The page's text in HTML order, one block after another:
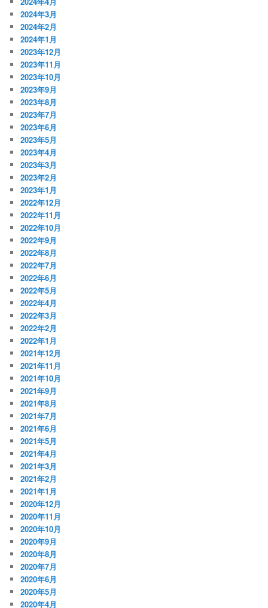
2024年3月
2024年2月
2024年1月
2023年12月
2023年11月
2023年10月
2023年9月
2023年8月
2023年7月
2023年6月
2023年5月
2023年4月
2023年3月
2023年2月
2023年1月
2022年12月
2022年11月
2022年10月
2022年9月
2022年8月
2022年7月
2022年6月
2022年5月
2022年4月
2022年3月
2022年2月
2022年1月
2021年12月
2021年11月
2021年10月
2021年9月
2021年8月
2021年7月
2021年6月
2021年5月
2021年4月
2021年3月
2021年2月
2021年1月
2020年12月
2020年11月
2020年10月
2020年9月
2020年8月
2020年7月
2020年6月
2020年5月
2020年4月